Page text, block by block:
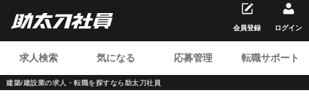
建築/建設業の求人・転職を探すなら助太刀社員
求人検索 気になる 応募管理 転職サポート
会員登録 ログイン